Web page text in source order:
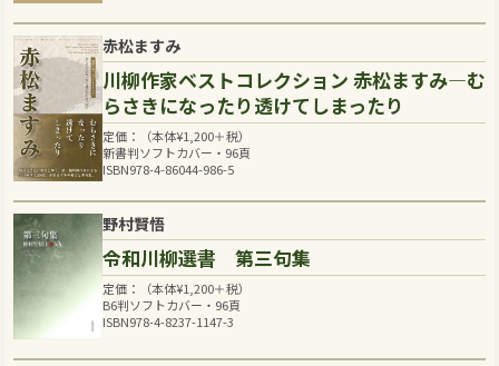
赤松ますみ
川柳作家ベストコレクション 赤松ますみ―む
らさきになったり透けてしまったり
定価：（本体¥1,200＋税）
新書判ソフトカバー・96頁
ISBN978-4-86044-986-5
野村賢悟
令和川柳選書 第三句集
定価：（本体¥1,200＋税）
B6判ソフトカバー・96頁
ISBN978-4-8237-1147-3